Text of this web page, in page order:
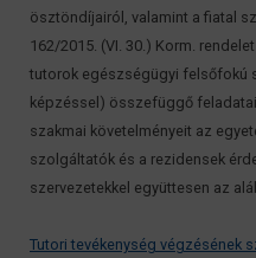
ösztöndíjairól, valamint a fiatal
162/2015. (VI. 30.) Korm.
tutorok egészségügyi felsőfokú
képzéssel) összefüggő
szakmai követelményeit az
szolgáltatók és a rezidensek
szervezetekkel együttesen az
Tutori tevékenység végzésének